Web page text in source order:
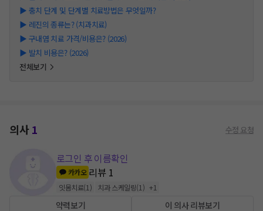
▶ 충치 단계 및 단계별 치료방법은 무엇일까?
▶ 레진의 종류는? (치과치료)
▶ 구내염 치료 가격/비용은? (2026)
▶ 발치 비용은? (2026)
전체보기
의사1 수정 요청
로그인 후 이름확인
카카오 리뷰 1
잇몸치료(1 ) 치과 스케일링(1 ) +1
약력보기 이 의사 리뷰보기